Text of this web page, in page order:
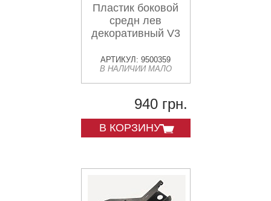
Пластик боковой
средн лев
декоративный V3
АРТИКУЛ: 9500359
В НАЛИЧИИ МАЛО
940 грн.
В КОРЗИНУ